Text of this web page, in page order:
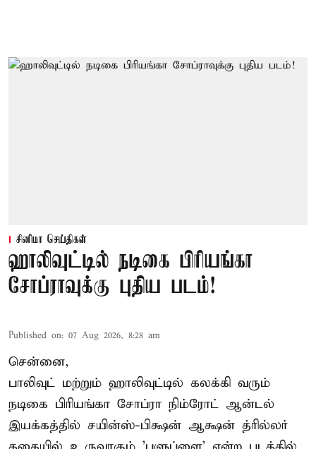
சினிமா செய்திகள்
ஹாலிவுட்டில் நடிகை பிரியங்கா
சோப்ராவுக்கு புதிய படம்!
Published on: 07 Aug 2026, 8:28 am
சென்னை,
பாலிவுட் மற்றும் ஹாலிவுட்டில் கலக்கி வரும்
நடிகை பிரியங்கா சோப்ரா நிம்ரோட் ஆன்டல்
இயக்கத்தில் சயின்ஸ்-பிக்ஷன் ஆக்ஷன் த்ரில்லர்